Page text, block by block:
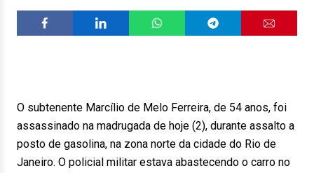
O subtenente Marcílio de Melo Ferreira, de 54 anos, foi
assassinado na madrugada de hoje (2), durante assalto a
posto de gasolina, na zona norte da cidade do Rio de
Janeiro. O policial militar estava abastecendo o carro no